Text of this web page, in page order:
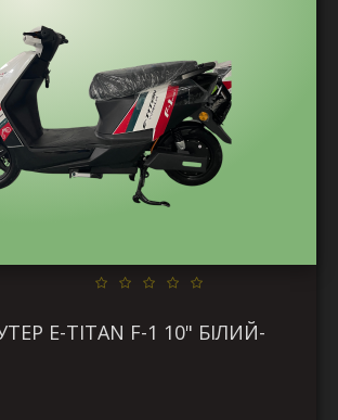
E-TITAN F-1 10" БІЛИЙ-